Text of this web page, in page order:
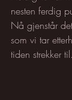
nesten ferdig
Nå gjenstår
som vi tar
tiden strekker til.